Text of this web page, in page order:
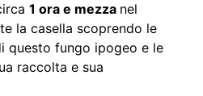
1 ora e mezza nel
la casella scoprendo le
questo fungo ipogeo e le
raccolta e sua